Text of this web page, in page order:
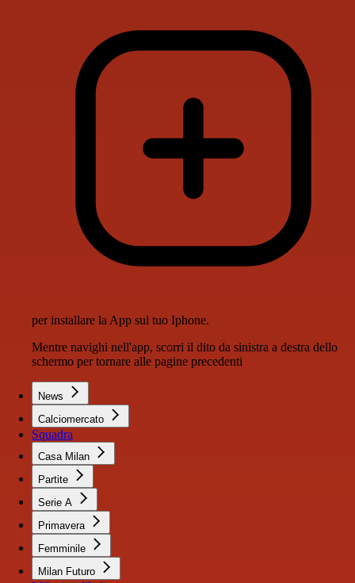
per installare la App sul tuo Iphone.
Mentre navighi nell'app, scorri il dito da sinistra a destra dello
schermo per tornare alle pagine precedenti
News
Calciomercato
Squadra
Casa Milan
Partite
Serie A
Primavera
Femminile
Milan Futuro